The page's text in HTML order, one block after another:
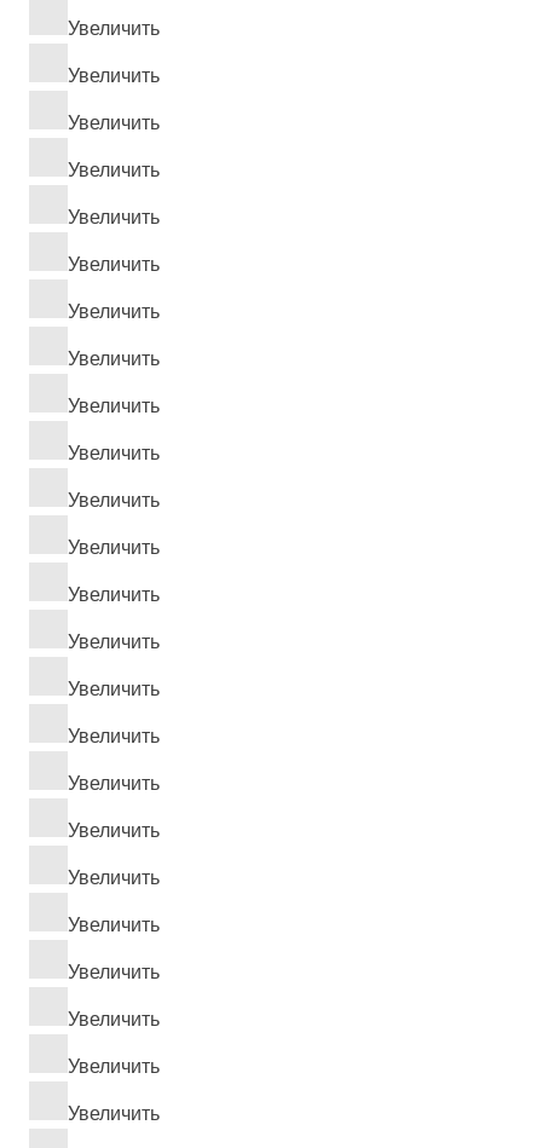
Увеличить
Увеличить
Увеличить
Увеличить
Увеличить
Увеличить
Увеличить
Увеличить
Увеличить
Увеличить
Увеличить
Увеличить
Увеличить
Увеличить
Увеличить
Увеличить
Увеличить
Увеличить
Увеличить
Увеличить
Увеличить
Увеличить
Увеличить
Увеличить